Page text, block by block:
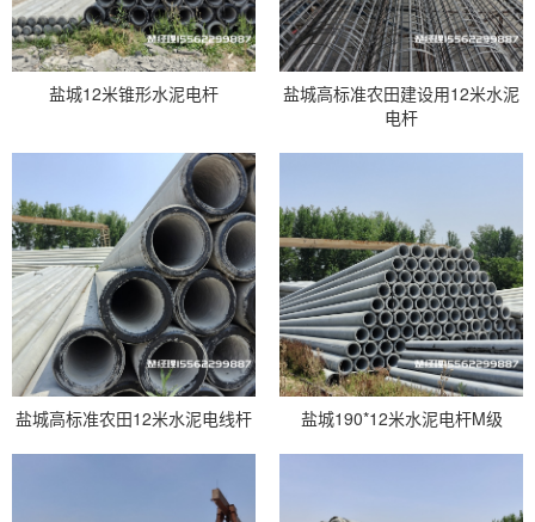
盐城12米锥形水泥电杆
盐城高标准农田建设用12米水泥
电杆
盐城高标准农田12米水泥电线杆 盐城190*12米水泥电杆M级